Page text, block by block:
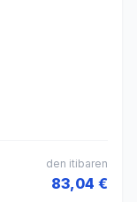
den itibaren
83,04 €